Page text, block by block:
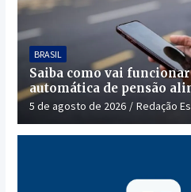
BRASIL
Saiba como vai
automática de pensão
Pensão”
5 de agosto de 2026 Redação